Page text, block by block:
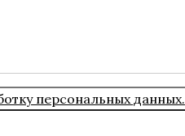
персональных данных.